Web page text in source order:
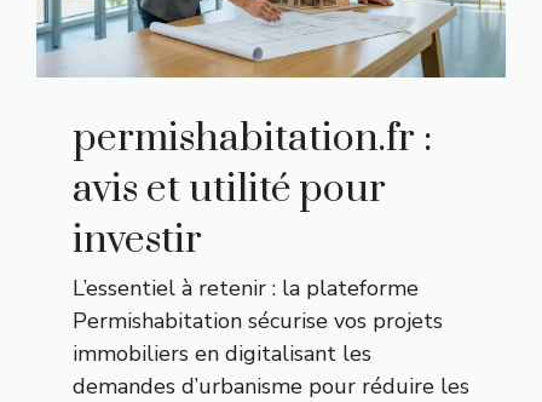
permishabitation.fr :
avis et utilité pour
investir
L’essentiel à retenir : la plateforme
Permishabitation sécurise vos projets
immobiliers en digitalisant les
demandes d’urbanisme pour réduire les